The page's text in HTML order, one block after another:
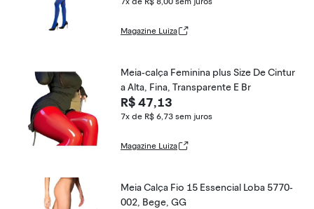
Magazine Luiza
Meia-calça Feminina plus Size De Cintur
a Alta, Fina, Transparente E Br
R$ 47,13
7x de R$ 6,73 sem juros
Magazine Luiza
Meia Calça Fio 15 Essencial Loba 5770-
002, Bege, GG